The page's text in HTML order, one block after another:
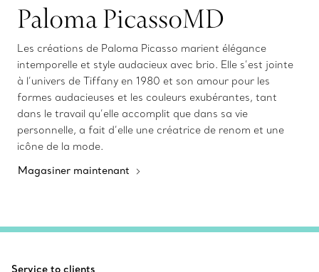
Paloma PicassoMD
Les créations de Paloma Picasso marient élégance
intemporelle et style audacieux avec brio. Elle s’est jointe
à l’univers de Tiffany en 1980 et son amour pour les
formes audacieuses et les couleurs exubérantes, tant
dans le travail qu’elle accomplit que dans sa vie
personnelle, a fait d’elle une créatrice de renom et une
icône de la mode.
Magasiner maintenant